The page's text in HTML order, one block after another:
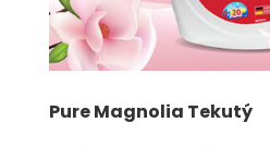
Pure Magnolia Tekutý